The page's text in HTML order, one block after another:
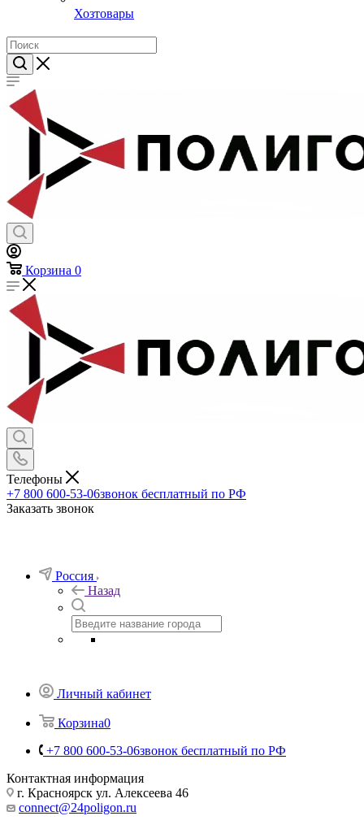
Хозтовары
Корзина 0
Телефоны
+7 800 600-53-06звонок бесплатный по РФ
Заказать звонок
Россия
Назад
Личный кабинет
Корзина0
+7 800 600-53-06звонок бесплатный по РФ
Контактная информация
г. Красноярск ул. Алексеева 46
connect@24poligon.ru